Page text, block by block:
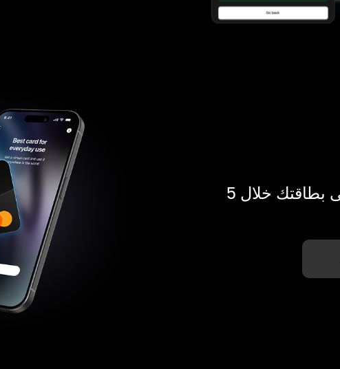
ادفع بالكريبتو في أي مكان. احصل على بطاقتك خلال 5